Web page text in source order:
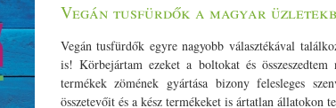
Vegán tusfürdők a magyar
Vegán tusfürdők egyre nagyobb választékával
is! Körbejártam ezeket a boltokat és
termékek zömének gyártása bizony felesleges
összetevőit és a kész termékeket is ártatlan